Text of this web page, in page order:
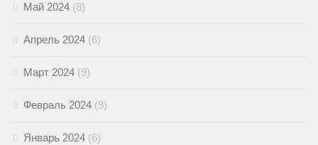
Май 2024 (8)
Апрель 2024 (6)
Март 2024 (9)
Февраль 2024 (9)
Январь 2024 (6)